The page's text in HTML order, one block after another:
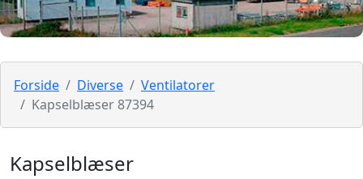
Forside Diverse
Ventilatorer
Kapselblæser 87394
Kapselblæser